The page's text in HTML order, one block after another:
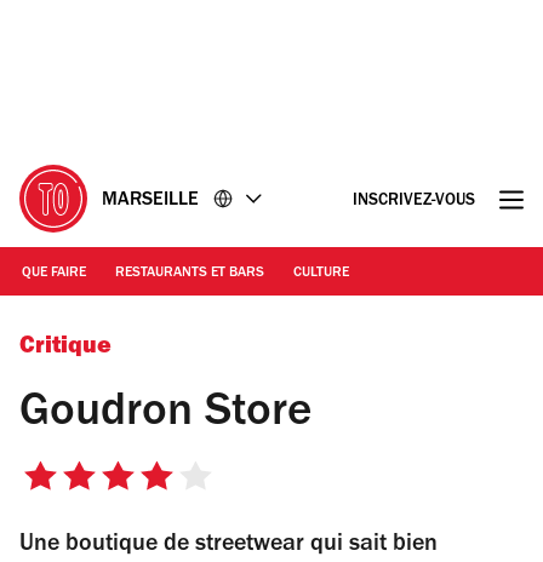
MARSEILLE INSCRIVEZ-VOUS
QUE FAIRE RESTAURANTS ET BARS CULTURE
(c) Goudron Store
Critique
Goudron Store
4
5
Une boutique de streetwear qui sait bien